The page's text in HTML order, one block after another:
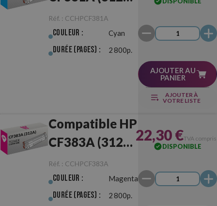
Cyan
Réf. : CCHPCF381A
Couleur : Cyan
Durée (pages) : 2 800p.
AJOUTER AU
PANIER
AJOUTER À
VOTRE LISTE
Compatible HP
CF383A (312A)
Magenta
Réf. : CCHPCF383A
Couleur : Magenta
Durée (pages) : 2 800p.
22,30 €TVA
DISPONIBLE